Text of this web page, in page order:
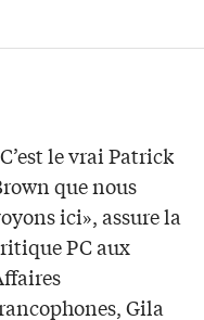
le vrai Patrick
que nous
ici», assure la
PC aux
Gila